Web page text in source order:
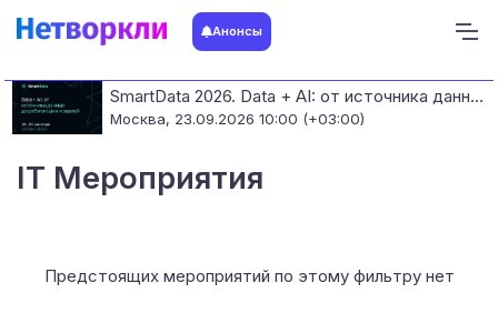
Анонсы
SmartData 2026. Data + AI: от источника данных до работающих моделей
Москва, 23.09.2026 10:00 (+03:00)
IT Мероприятия
Предстоящих мероприятий по этому фильтру нет